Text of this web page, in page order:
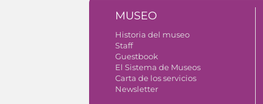
MUSEO
Historia del museo
Staff
Guestbook
El Sistema de Museos
Carta de los servicios
Newsletter